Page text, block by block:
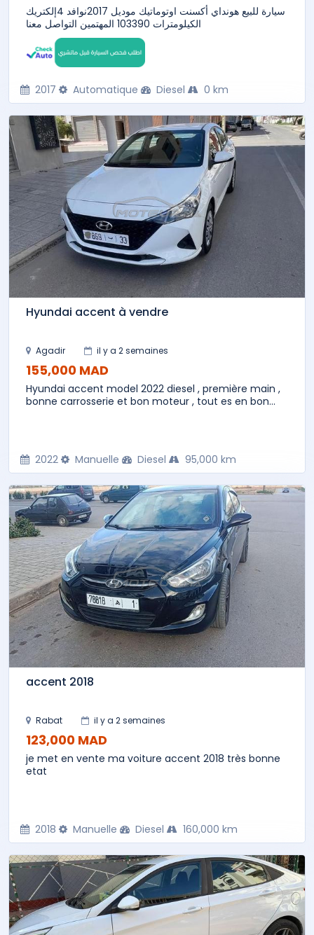
سيارة للبيع هونداي أكسنت اوتوماتيك موديل 2017نوافد 4إلكتريك
الكيلومترات 103390 المهتمين التواصل معنا
2017 Automatique Diesel 0 km
Hyundai accent à vendre
Agadir il y a 2 semaines
155,000 MAD
Hyundai accent model 2022 diesel , première main ,
bonne carrosserie et bon moteur , tout es en bon...
2022 Manuelle Diesel 95,000 km
accent 2018
Rabat il y a 2 semaines
123,000 MAD
je met en vente ma voiture accent 2018 très bonne
etat
2018 Manuelle Diesel 160,000 km